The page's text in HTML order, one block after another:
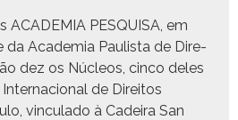
ACADEMIA PESQUISA, em
da Acad­e­mia Paulista de Dire­
dez os Núcleos, cin­co deles
de Dire­itos
vin­cu­la­do à Cadeira San